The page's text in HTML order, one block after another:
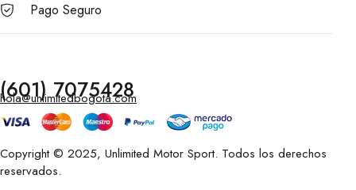
Pago Seguro
(601) 7075428
hola@unlimitedbogota.com
Copyright © 2025, Unlimited Motor Sport. Todos los derechos
reservados.